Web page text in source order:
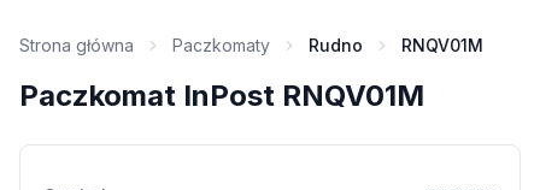
Strona główna Paczkomaty Rudno RNQV01M
Paczkomat InPost RNQV01M